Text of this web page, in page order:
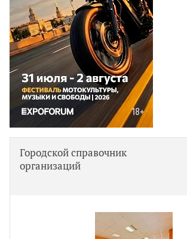
Городской справочник
организаций